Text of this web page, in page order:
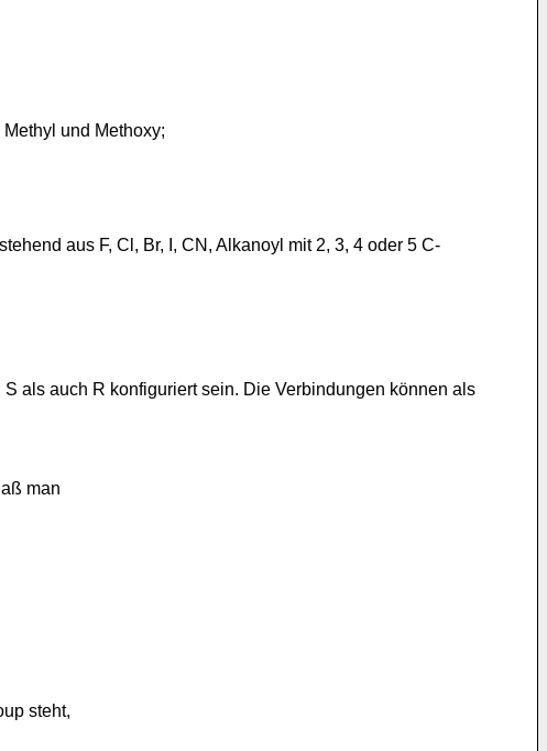
und Methoxy;
aus F, Cl, Br, I, CN, Alkanoyl mit 2, 3, 4 oder 5 C-
als auch R konfiguriert sein. Die Verbindungen können als
man
steht,